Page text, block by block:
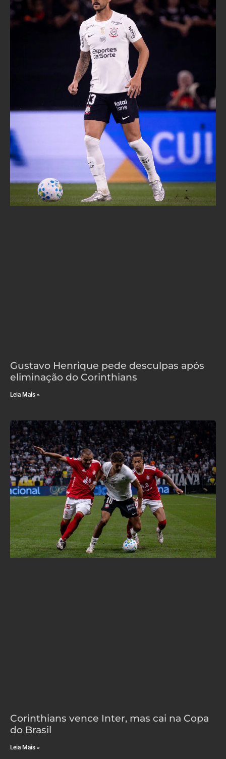
Gustavo Henrique pede desculpas após
eliminação do Corinthians
Leia Mais »
Corinthians vence Inter, mas cai na Copa
do Brasil
Leia Mais »